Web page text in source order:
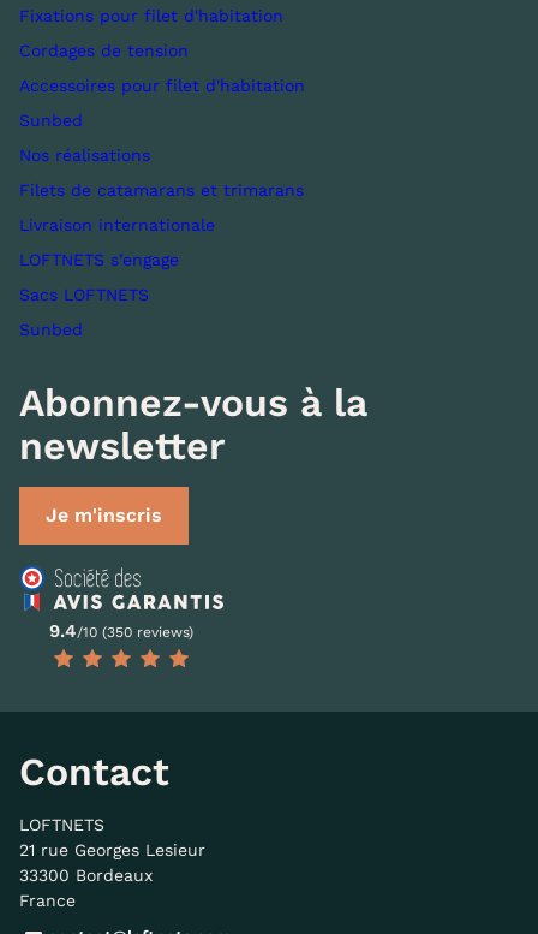
Fixations pour filet d'habitation
Cordages de tension
Accessoires pour filet d'habitation
Sunbed
Nos réalisations
Filets de catamarans et trimarans
Livraison internationale
LOFTNETS s’engage
Sacs LOFTNETS
Sunbed
Abonnez-vous à la
newsletter
Je m'inscris
9.4/10 (350 reviews)
Contact
LOFTNETS
21 rue Georges Lesieur
33300 Bordeaux
France